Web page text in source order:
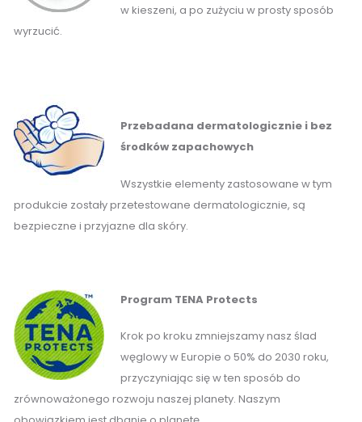
w kieszeni, a po zużyciu w prosty sposób
wyrzucić.
Przebadana dermatologicznie i bez
środków zapachowych
Wszystkie elementy zastosowane w tym
produkcie zostały przetestowane dermatologicznie, są
bezpieczne i przyjazne dla skóry.
Program TENA Protects
Krok po kroku zmniejszamy nasz ślad
węglowy w Europie o 50% do 2030 roku,
przyczyniając się w ten sposób do
zrównoważonego rozwoju naszej planety. Naszym